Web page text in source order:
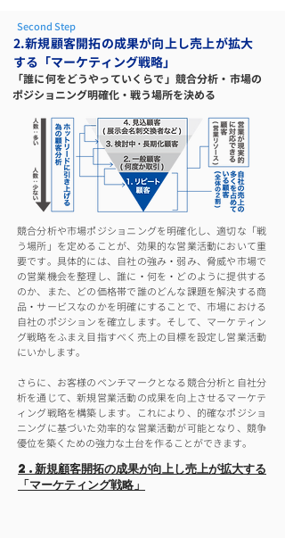
Second Step
2.新規顧客開拓の成果が向上し売上が拡大
する 「マーケティング戦略」
「誰に何をどうやっていくらで」競合分析・市場の
ポジショニング明確化・戦う場所を決める
競合分析や市場ポジショニングを明確化し、適切な「戦
う場所」を定めることが、効果的な営業活動において重
要です。具体的には、自社の強み・弱み、脅威や市場で
の営業機会を整理し、誰に・何を・どのように提供する
のか、また、どの価格帯で誰のどんな課題を解決する商
品・サービスなのかを明確にすることで、市場における
自社のポジションを確立します。そして、マーケティン
グ戦略をふまえ目指すべく売上の目標を設定し営業活動
にいかします。
さらに、お客様のベンチマークとなる競合分析と自社分
析を通じて、新規営業活動の成果を向上させるマーケテ
ィング戦略を構築します。これにより、的確なポジショ
ニングに基づいた効率的な営業活動が可能となり、競争
優位を築くための強力な土台を作ることができます。
2.新規顧客開拓の成果が向上し売上が拡大する
「マーケティング戦略」